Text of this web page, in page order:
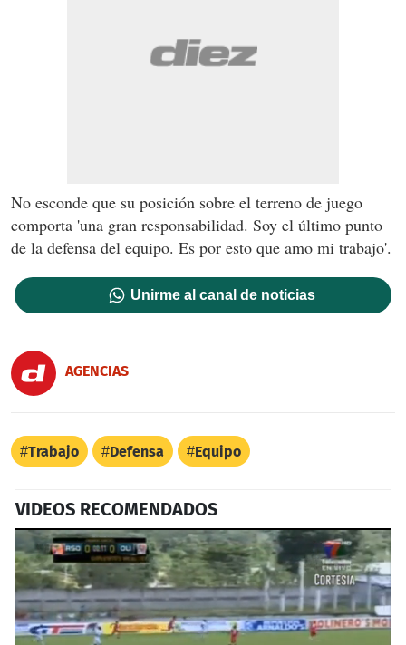
No esconde que su posición sobre el terreno de juego
comporta 'una gran responsabilidad. Soy el último punto
de la defensa del equipo. Es por esto que amo mi trabajo'.
Unirme al canal de noticias
AGENCIAS
Trabajo Defensa Equipo
VIDEOS RECOMENDADOS